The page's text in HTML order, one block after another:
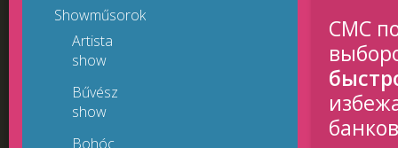
СМС
Showműsorok
Artista
show
Bűvész
show
Bohóc